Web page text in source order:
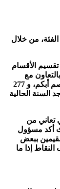
الفئة، من خلال
الأقسام
من ذوي الإحتياجات عبر مختلف المناطق بوهران وقدّر عددهم بـ 1015 طفل وهذا بالتعاون مع
مديرية النشاط الإجتماعي، ولم يتم الإكتفاء بذلك فحسب، إنما تم تقسيمهم حسب الحالات الخاصة التي يعانون منها، وبذلك تم إحصاء 230 طفل متمدرس يعاني من متلازمة “داون” و 83 طفل أصم أبكم، و 277
السنة الحالية
تعاني من
أكد مسؤول
يشرفون على تدريس التلاميذ المرضى بغرف التمريض، مشيرا أن هناك 116 تلميذ من المقيمين ببعض
إذا ما